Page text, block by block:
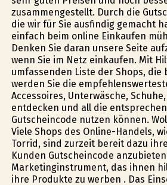
zusammengestellt. Durch die
die wir für Sie ausfindig gemacht
einfach beim online Einkaufen
Denken Sie daran unsere Seite
wenn Sie im Netz einkaufen. Mit
umfassenden Liste der Shops, die
werden Sie die
Accessoires, Unterwäsche,
entdecken und all die
Gutscheincode nutzen können.
Viele Shops des Online-Handels,
Torrid, sind zurzeit bereit dazu
Kunden Gutscheincode
Marketinginstrument, das ihnen
ihre Produkte zu werben . Das